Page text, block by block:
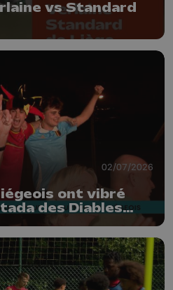
vs Standard
02/07/2026
ont vibré
des Diables